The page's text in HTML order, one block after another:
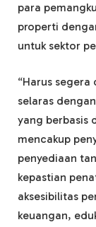
para
properti
untuk sektor
“Harus segera
selaras
yang berbasis
mencakup
penyediaan
kepastian
aksesibilitas
keuangan,